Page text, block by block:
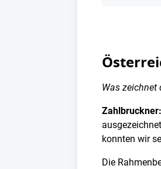
Was zeichnet
Zahlbruckner:
konnten wir
Die